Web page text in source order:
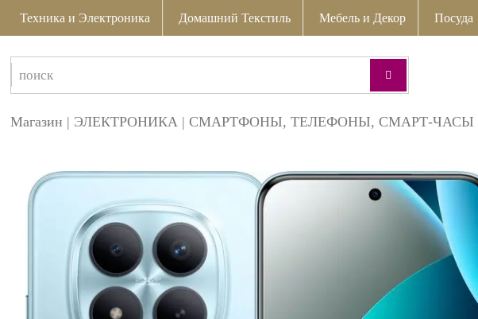
Техника и Электроника Домашний Текстиль Мебель и Декор Посуда
Магазин | ЭЛЕКТРОНИКА |СМАРТФОНЫ, ТЕЛЕФОНЫ, СМАРТ-ЧАСЫ